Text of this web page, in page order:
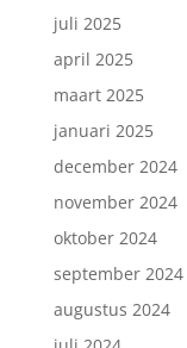
juli 2025
april 2025
maart 2025
januari 2025
december 2024
november 2024
oktober 2024
september 2024
augustus 2024